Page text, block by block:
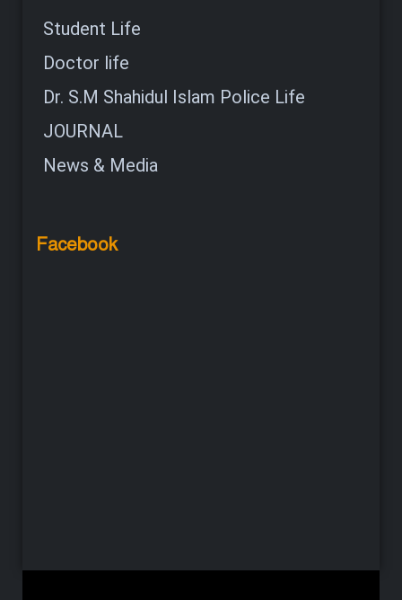
Student Life
Doctor life
Dr. S.M Shahidul Islam Police Life
JOURNAL
News & Media
Facebook